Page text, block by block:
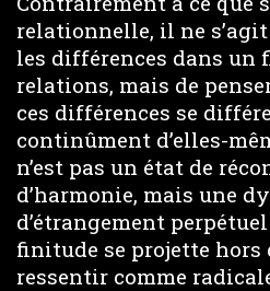
relationnelle, il ne
les différences dans un
relations, mais de
ces différences se
continûment d’elles-
n’est pas un état de
d’harmonie, mais une
d’étrangement
finitude se projette hors
ressentir comme